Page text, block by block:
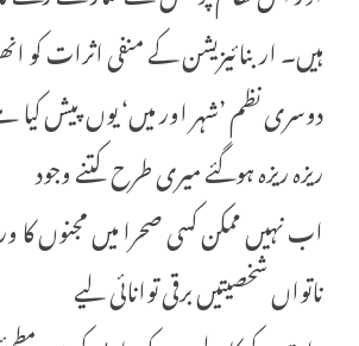
ہیں۔ اربنائیزیشن کے منفی اثرات
دوسری نظم ’شہر اور میں‘ یوں پیش
ریزہ ریزہ ہوگئے میری طرح کتنے وجود
اب نہیں ممکن کسی صحرا میں مجنوں کا
ناتواں شخصیتیں برقی توانائی لیے